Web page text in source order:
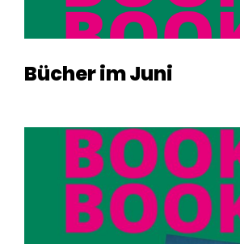
Bücher im Juni